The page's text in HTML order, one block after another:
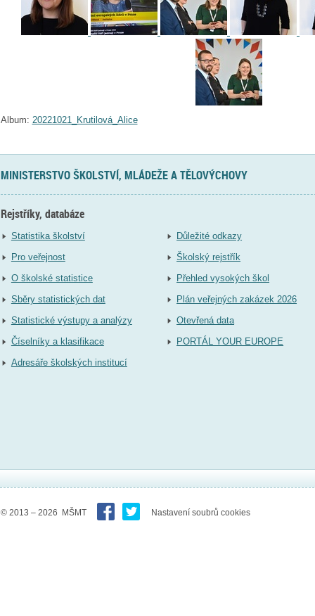
Album: 20221021_Krutilová_Alice
MINISTERSTVO ŠKOLSTVÍ, MLÁDEŽE A TĚLOVÝCHOVY
Rejstříky, databáze
Statistika školství
Pro veřejnost
O školské statistice
Sběry statistických dat
Statistické výstupy a analýzy
Číselníky a klasifikace
Adresáře školských institucí
Důležité odkazy
Školský rejstřík
Přehled vysokých škol
Plán veřejných zakázek 2026
Otevřená data
PORTÁL YOUR EUROPE
© 2013 – 2026 MŠMT Nastavení soubrů cookies